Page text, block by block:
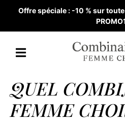
Offre spéciale : -10 % sur
QUEL
FEMME